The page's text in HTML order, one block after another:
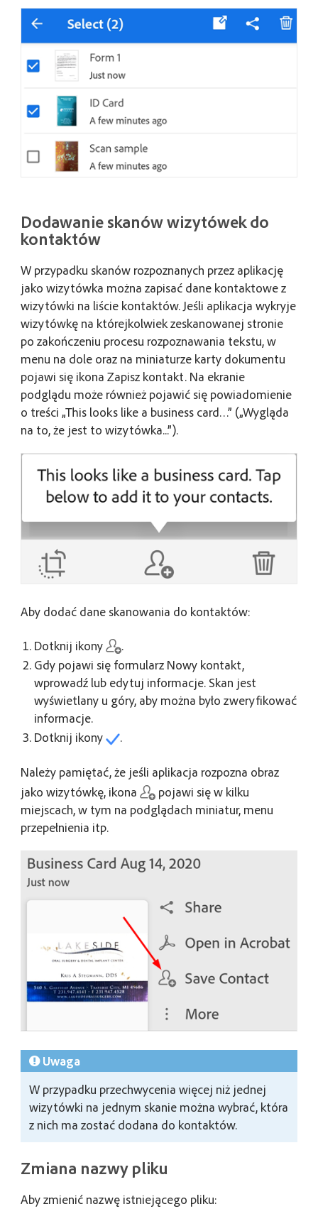
Dodawanie skanów wizytówek do
kontaktów
W przypadku skanów rozpoznanych przez aplikację
jako wizytówka można zapisać dane kontaktowe z
wizytówki na liście kontaktów. Jeśli aplikacja wykryje
wizytówkę na którejkolwiek zeskanowanej stronie
po zakończeniu procesu rozpoznawania tekstu, w
menu na dole oraz na miniaturze karty dokumentu
pojawi się ikona Zapisz kontakt. Na ekranie
podglądu może również pojawić się powiadomienie
o treści „This looks like a business card…” („Wygląda
na to, że jest to wizytówka...”).
Aby dodać dane skanowania do kontaktów:
Dotknij ikony
.
Gdy pojawi się formularz Nowy kontakt,
wprowadź lub edytuj informacje. Skan jest
wyświetlany u góry, aby można było zweryfikować
informacje.
Dotknij ikony
.
Należy pamiętać, że jeśli aplikacja rozpozna obraz
jako wizytówkę, ikona
pojawi się w kilku
miejscach, w tym na podglądach miniatur, menu
przepełnienia itp.
Uwaga
W przypadku przechwycenia więcej niż jednej
wizytówki na jednym skanie można wybrać, która
z nich ma zostać dodana do kontaktów.
Zmiana nazwy pliku
Aby zmienić nazwę istniejącego pliku: